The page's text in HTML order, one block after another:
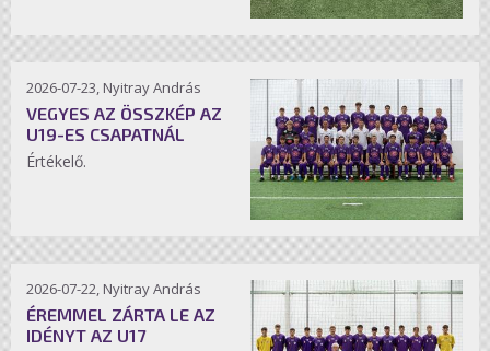
2026-07-23, Nyitray András
VEGYES AZ ÖSSZKÉP AZ
U19-ES CSAPATNÁL
Értékelő.
2026-07-22, Nyitray András
ÉREMMEL ZÁRTA LE AZ
IDÉNYT AZ U17